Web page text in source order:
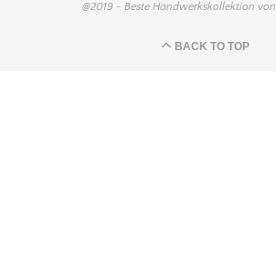
@2019 - Beste Handwerkskollektion von
BACK TO TOP